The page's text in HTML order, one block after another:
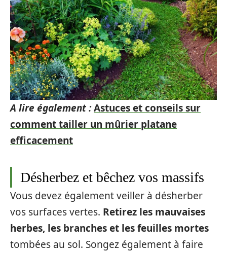
A lire également :Astuces et conseils sur
comment tailler un mûrier platane
efficacement
Désherbez et bêchez vos massifs
Vous devez également veiller à désherber
vos surfaces vertes. Retirez les mauvaises
herbes, les branches et les feuilles mortes
tombées au sol. Songez également à faire